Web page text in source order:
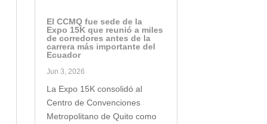
El CCMQ fue sede de la
Expo 15K que reunió a miles
de corredores antes de la
carrera más importante del
Ecuador
Jun 3, 2026
La Expo 15K consolidó al
Centro de Convenciones
Metropolitano de Quito como